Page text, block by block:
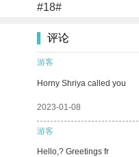
#18#
评论
游客
Horny Shriya called you
2023-01-08
游客
Hello,? Greetings fr